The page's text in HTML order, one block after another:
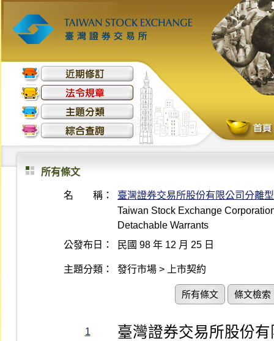
所有條文
名 稱：
臺灣證券交易所股份有限公司分離
Taiwan Stock Exchange
Detachable Warrants
公發布日：
民國 98 年 12 月 25 日
主題分類： 發行市場 > 上市契約
所有條文 條文檢索
1
臺灣證券交易所股份